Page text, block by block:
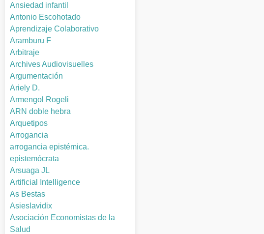
Ansiedad infantil
Antonio Escohotado
Aprendizaje Colaborativo
Aramburu F
Arbitraje
Archives Audiovisuelles
Argumentación
Ariely D.
Armengol Rogeli
ARN doble hebra
Arquetipos
Arrogancia
arrogancia epistémica.
epistemócrata
Arsuaga JL
Artificial Intelligence
As Bestas
Asieslavidix
Asociación Economistas de la
Salud